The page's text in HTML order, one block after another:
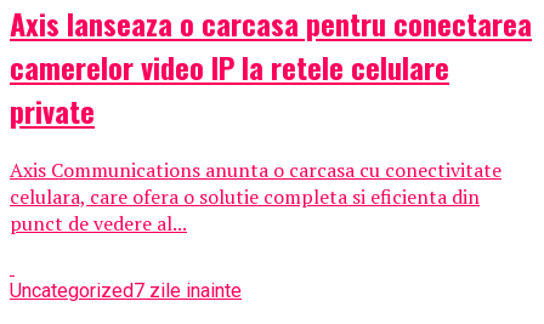
Axis lanseaza o carcasa pentru conectarea
camerelor video IP la retele celulare
private
Axis Communications anunta o carcasa cu conectivitate
celulara, care ofera o solutie completa si eficienta din
punct de vedere al...
Uncategorized7 zile inainte